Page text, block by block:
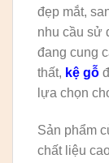
đẹp mắt,
nhu cầu sử
đang cung
thất, kệ gỗ
lựa chọn
Sản phẩm
chất liệu